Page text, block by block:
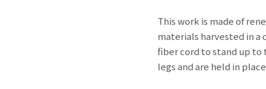
This work is made of
materials harvested in a
fiber cord to stand up to
legs and are held in